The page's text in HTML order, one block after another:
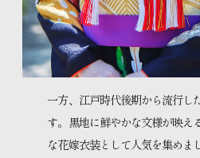
一方、江戸時代後期から流行し
す。黒地に鮮やかな文様が映え
な花嫁衣装として人気を集めま